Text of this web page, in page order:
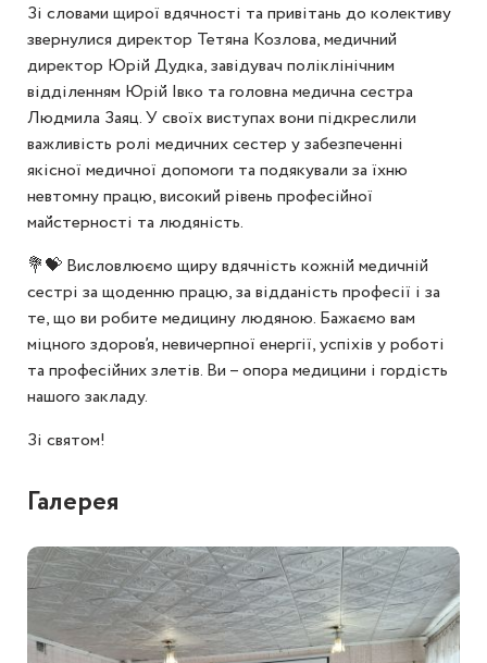
Зі словами щирої вдячності та привітань до колективу
звернулися директор Тетяна Козлова, медичний
директор Юрій Дудка, завідувач поліклінічним
відділенням Юрій Івко та головна медична сестра
Людмила Заяц. У своїх виступах вони підкреслили
важливість ролі медичних сестер у забезпеченні
якісної медичної допомоги та подякували за їхню
невтомну працю, високий рівень професійної
майстерності та людяність.
💐💝 Висловлюємо щиру вдячність кожній медичній
сестрі за щоденню працю, за відданість професії і за
те, що ви робите медицину людяною. Бажаємо вам
міцного здоров’я, невичерпної енергії, успіхів у роботі
та професійних злетів. Ви – опора медицини і гордість
нашого закладу.
Зі святом!
Галерея